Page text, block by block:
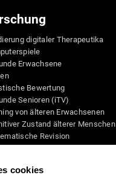
cookies
digitaler Therapeutika
Erwachsene
Bewertung
Senioren (iTV)
von älteren Erwachsenen
Zustand älterer Menschen
Revision